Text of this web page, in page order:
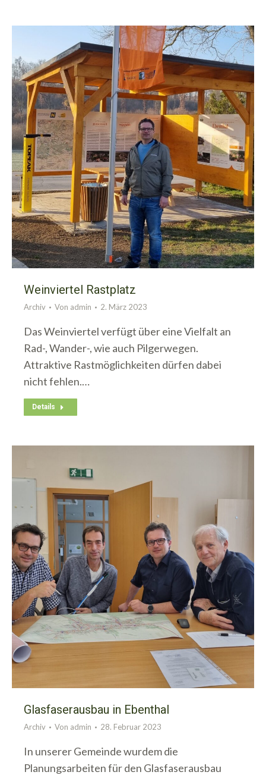
Weinviertel Rastplatz
Archiv Von admin 2. März 2023
Das Weinviertel verfügt über eine Vielfalt an
Rad-, Wander-, wie auch Pilgerwegen.
Attraktive Rastmöglichkeiten dürfen dabei
nicht fehlen.…
Details
Glasfaserausbau in Ebenthal
Archiv Von admin 28. Februar 2023
In unserer Gemeinde wurdem die
Planungsarbeiten für den Glasfaserausbau